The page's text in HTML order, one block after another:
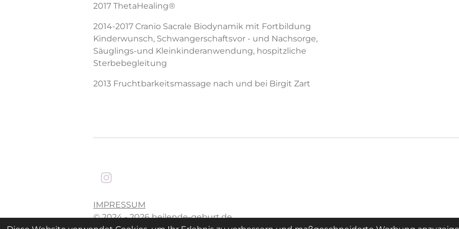
2017 ThetaHealing®
2014-2017 Cranio Sacrale Biodynamik mit Fortbildung
Kinderwunsch, Schwangerschaftsvor - und Nachsorge,
Säuglings-und Kleinkinderanwendung, hospitzliche
Sterbebegleitung
2013 Fruchtbarkeitsmassage nach und bei Birgit Zart
I
s
t
IMPRESSUM
© 2024 - 2026 heilende-geburt.de